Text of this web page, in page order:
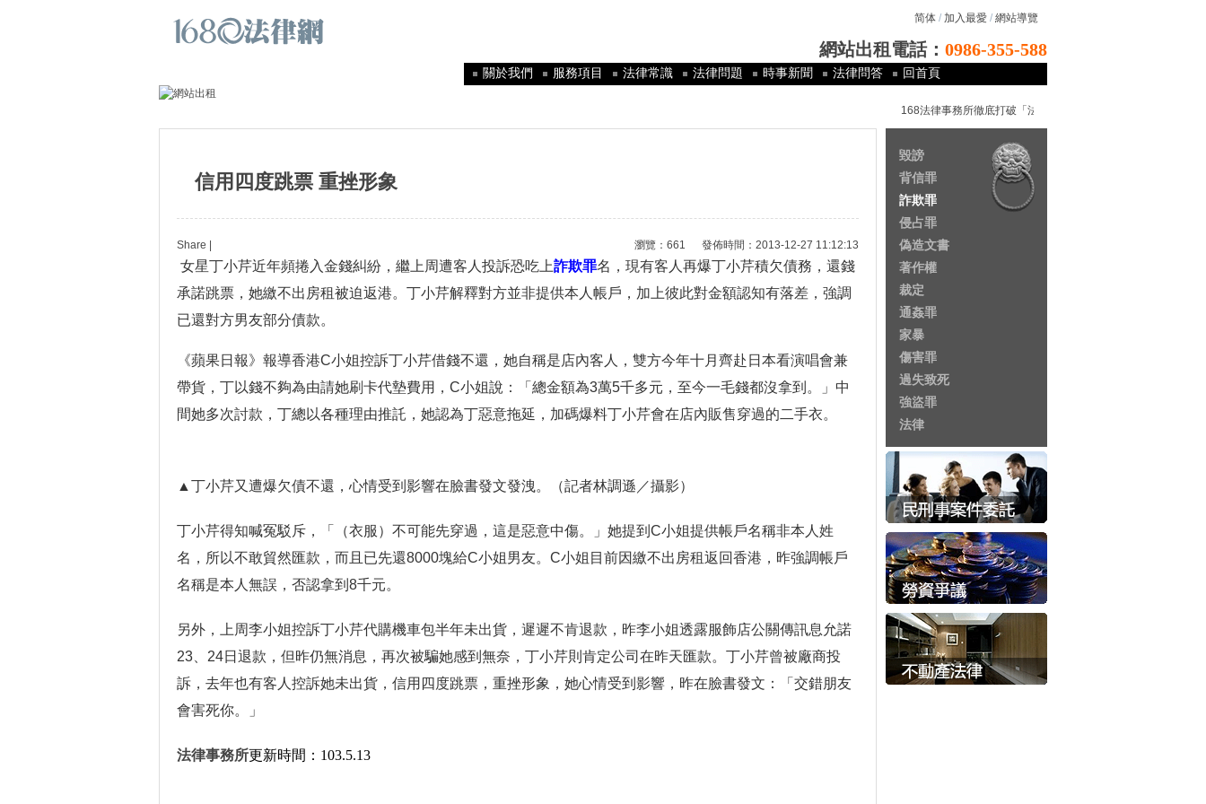
简体 / 加入最愛 / 網站導覽
網站出租電話： 0986-355-588
關於我們 服務項目 法律常識 法律問題 時事新聞 法律問答 回首頁
168法律事務所徹底打破「法律是有錢人的專利以及窮人的夢魘
信用四度跳票 重挫形象
瀏覽：661 發佈時間：2013-12-27 11:12:13
Share
女星丁小芹近年頻捲入金錢糾紛，繼上周遭客人投訴恐吃上詐欺罪名，現有客人再爆丁小芹積欠債務，還錢
承諾跳票，她繳不出房租被迫返港。丁小芹解釋對方並非提供本人帳戶，加上彼此對金額認知有落差，強調
已還對方男友部分債款。
《蘋果日報》報導香港C小姐控訴丁小芹借錢不還，她自稱是店內客人，雙方今年十月齊赴日本看演唱會兼
帶貨，丁以錢不夠為由請她刷卡代墊費用，C小姐說：「總金額為3萬5千多元，至今一毛錢都沒拿到。」中
間她多次討款，丁總以各種理由推託，她認為丁惡意拖延，加碼爆料丁小芹會在店內販售穿過的二手衣。
▲ 丁小芹又遭爆欠債不還，心情受到影響在臉書發文發洩。（記者林調遜／攝影）
丁小芹得知喊冤駁斥，「（衣服）不可能先穿過，這是惡意中傷。」她提到C小姐提供帳戶名稱非本人姓
名，所以不敢貿然匯款，而且已先還8000塊給C小姐男友。C小姐目前因繳不出房租返回香港，昨強調帳戶
名稱是本人無誤，否認拿到8千元。
另外，上周李小姐控訴丁小芹代購機車包半年未出貨，遲遲不肯退款，昨李小姐透露服飾店公關傳訊息允諾
23、24日退款，但昨仍無消息，再次被騙她感到無奈，丁小芹則肯定公司在昨天匯款。丁小芹曾被廠商投
訴，去年也有客人控訴她未出貨，信用四度跳票，重挫形象，她心情受到影響，昨在臉書發文：「交錯朋友
會害死你。」
法律事務所更新時間： 103.5.13
毀謗
背信罪
詐欺罪
侵占罪
偽造文書
著作權
裁定
通姦罪
家暴
傷害罪
過失致死
強盜罪
法律